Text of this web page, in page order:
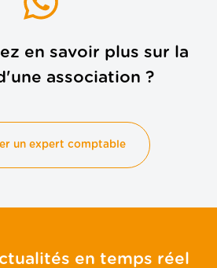
en savoir plus sur la
association ?
un expert comptable
en temps réel